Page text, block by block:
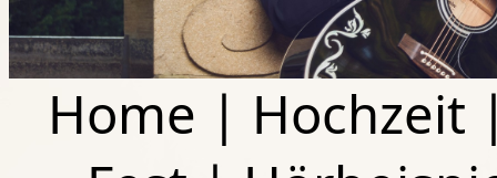
Home | Hochzeit